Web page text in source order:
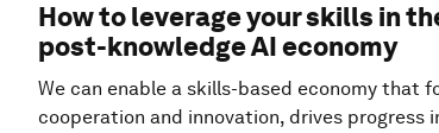
How to leverage your skills in
post-knowledge AI economy
We can enable a skills-based economy that
cooperation and innovation, drives progress